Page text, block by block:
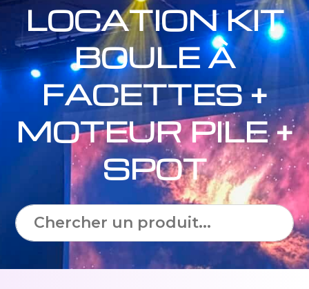
LOCATION KIT
BOULE À
FACETTES +
MOTEUR PILE +
SPOT